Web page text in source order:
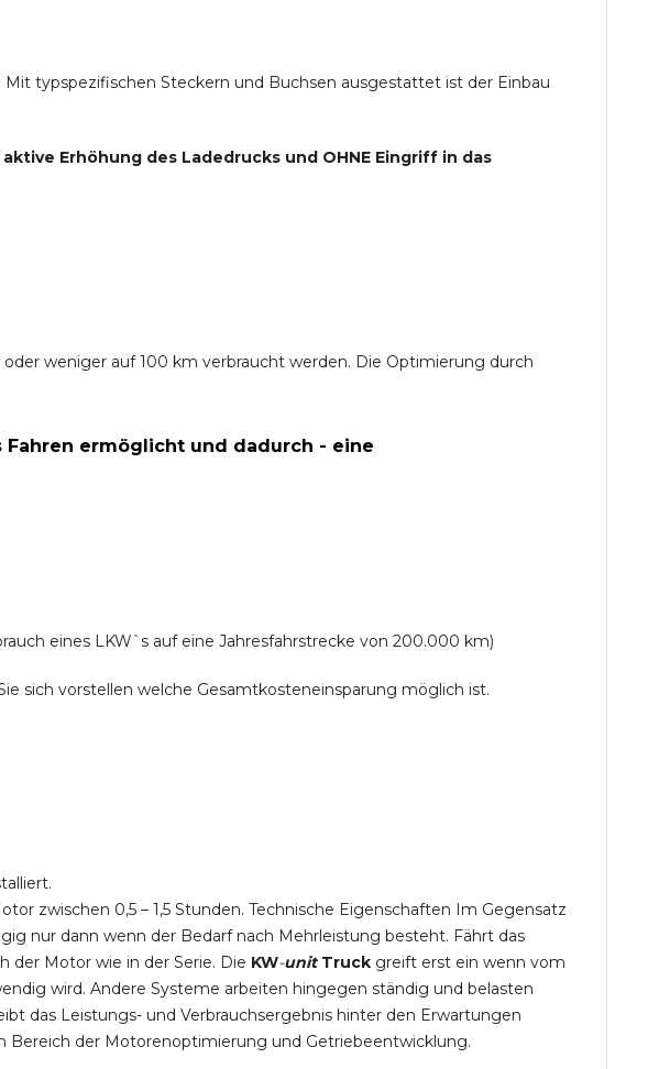
Mit typspezifischen Steckern und Buchsen ausgestattet ist der Einbau
aktive Erhöhung des Ladedrucks und OHNE Eingriff in das
weniger auf 100 km verbraucht werden. Die Optimierung durch
ermöglicht und dadurch - eine
eines LKW`s auf eine Jahresfahrstrecke von 200.000 km)
sich vorstellen welche Gesamtkosteneinsparung möglich ist.
zwischen 0,5 – 1,5 Stunden. Technische Eigenschaften Im Gegensatz
nur dann wenn der Bedarf nach Mehrleistung besteht. Fährt das
der Motor wie in der Serie. Die KW-unit Truck greift erst ein wenn vom
wird. Andere Systeme arbeiten hingegen ständig und belasten
das Leistungs- und Verbrauchsergebnis hinter den Erwartungen
Bereich der Motorenoptimierung und Getriebeentwicklung.